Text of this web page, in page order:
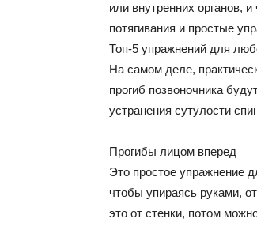
или внутренних органов,
потягивания и простые
Топ-5 упражнений для
На самом деле,
прогиб позвоночника
устранения сутулости
Прогибы лицом вперед
Это простое упражнение
чтобы упираясь руками,
это от стенки, потом